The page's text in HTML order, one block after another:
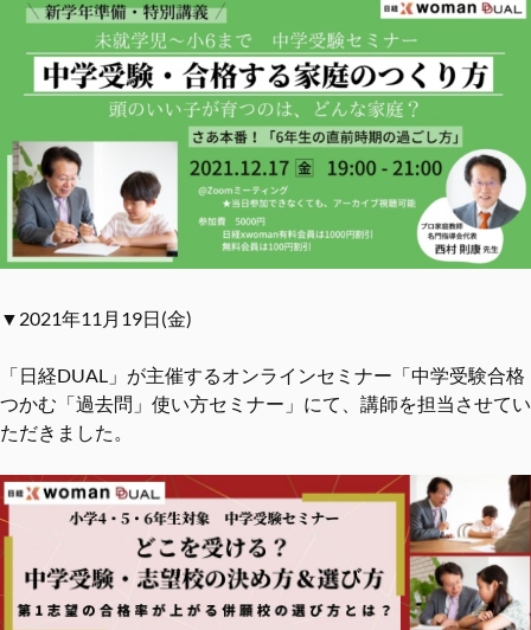
▼2021年11月19日(金)
「日経DUAL」が主催するオンラインセミナー「中学受験合格
つかむ「過去問」使い方セミナー」にて、講師を担当させてい
ただきました。